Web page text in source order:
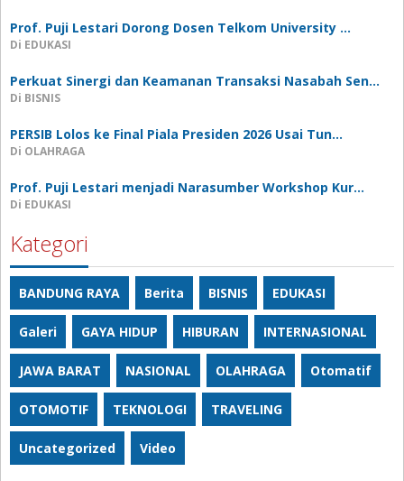
Prof. Puji Lestari Dorong Dosen Telkom University …
Di EDUKASI
Perkuat Sinergi dan Keamanan Transaksi Nasabah Sen…
Di BISNIS
PERSIB Lolos ke Final Piala Presiden 2026 Usai Tun…
Di OLAHRAGA
Prof. Puji Lestari menjadi Narasumber Workshop Kur…
Di EDUKASI
Kategori
BANDUNG RAYA Berita BISNIS EDUKASI
Galeri GAYA HIDUP HIBURAN INTERNASIONAL
JAWA BARAT NASIONAL OLAHRAGA Otomatif
OTOMOTIF TEKNOLOGI TRAVELING
Uncategorized Video